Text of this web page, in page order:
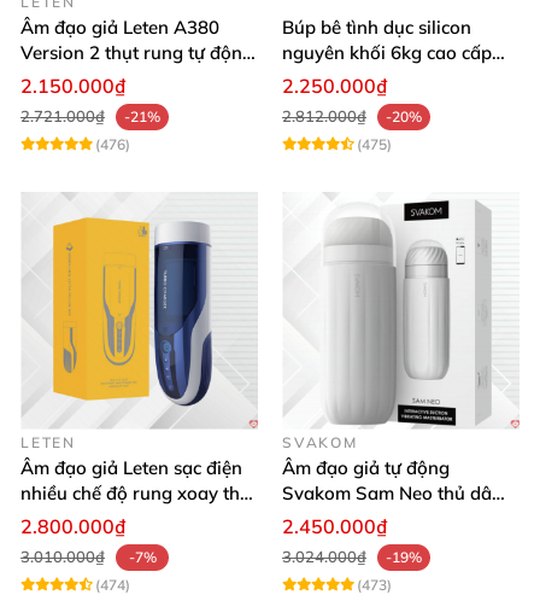
Âm đạo giả Leten A380
Version 2 thụt rung tự động,
cảm giác thật
2.150.000₫
2.721.000₫
-21%
(476)
Búp bê tình dục silicon
nguyên khối 6kg cao cấp
hot giá tốt
2.250.000₫
2.812.000₫
-20%
(475)
LETEN
Âm đạo giả Leten sạc điện
nhiều chế độ rung xoay thụt
rên rỉ
2.800.000₫
3.010.000₫
-7%
(474)
SVAKOM
Âm đạo giả tự động
Svakom Sam Neo thủ dâm
rung mút app điện thoại
2.450.000₫
3.024.000₫
-19%
(473)